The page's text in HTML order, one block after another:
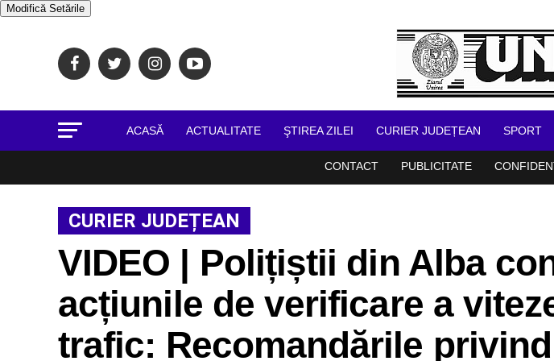
Modifică Setările
ACASĂ ACTUALITATE ŞTIREA ZILEI CURIER JUDEȚEAN SPORT
CONTACT PUBLICITATE
CURIER JUDEȚEAN
VIDEO | Polițiștii din Alba
acțiunile de verificare a
trafic: Recomandările privind